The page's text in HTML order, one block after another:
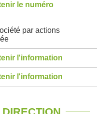
le numéro
par actions
l'information
l'information